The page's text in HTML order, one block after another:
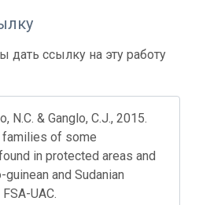
ссылку на эту работу
N.C. & Ganglo, C.J., 2015.
of some
in protected areas and
and Sudanian
UAC.